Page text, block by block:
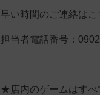
早い時間のご連絡はこ
担当者電話番号：
★店内のゲームはすべ